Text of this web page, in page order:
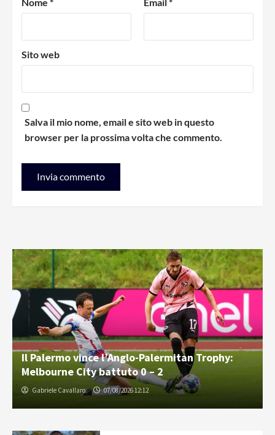
Sito web
Salva il mio nome, email e sito web in questo
browser per la prossima volta che commento.
Il Palermo vince l’Anglo-Palermitan Trophy:
Melbourne City battuto 0 – 2
Gabriele Cavallaro 07/08/2026 12:12